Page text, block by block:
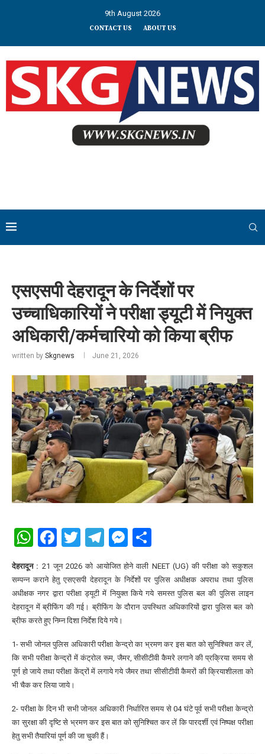
9th August 2026
CONTACT US ABOUT US
एसएसपी देहरादून के निर्देशों पर
उच्चाधिकारियों ने परीक्षा ड्यूटी में नियुक्त
अधिकारी/कर्मचारियो को किया ब्रीफ
written by Skgnews June 21, 2026
WhatsApp
Facebook
Twitter
Telegram
Messenger
देहरादून : 21 जून 2026 को आयोजित होने वाली NEET (UG) की परीक्षा को सकुशल
सम्पन्न कराने हेतु एसएसपी देहरादून के निर्देशों पर पुलिस अधीक्षक अपराध तथा पुलिस
अधीक्षक नगर द्वारा परीक्षा ड्यूटी में नियुक्त किये गये समस्त पुलिस बल की पुलिस लाइन
देहरादून में ब्रीफिंग की गई। ब्रीफिंग के दौरान उपस्थित अधिकारियों द्वारा पुलिस बल को
ब्रीफ करते हुए निम्न दिशा निर्देश दिये गये।
1- सभी जोनल पुलिस अधिकारी परीक्षा केन्द्रो का भ्रमण कर इस बात को सुनिश्चित कर लें,
कि सभी परीक्षा केन्द्रों में कंट्रोल रूम, जैमर, सीसीटीवी कैमरे लगाने की प्रक्रिया समय से
पूर्ण हो जाये तथा परीक्षा केंद्रों में लगाये गये जैमर तथा सीसीटीवी कैमरों की क्रियाशीलता को
भी चैक कर लिया जाये।
2- परीक्षा के दिन भी सभी जोनल अधिकारी निर्धारित समय से 04 घंटे पूर्व सभी परीक्षा केन्द्रो
का सुरक्षा की दृष्टि से भ्रमण कर इस बात को सुनिश्चित कर लें कि पारदर्शी एवं निष्पक्ष परीक्षा
हेतु सभी तैयारियां पूर्ण की जा चुकी हैं।